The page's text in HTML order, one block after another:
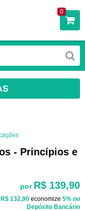
0
- Princípios e
por R$ 139,90
R$ 132,90 economize 5% no
Depósito Bancário